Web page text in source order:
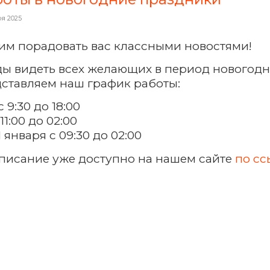
2025
порадовать вас классными новостями!
видеть всех желающих в период
наш график работы:
9:30 до 18:00
до 02:00
января с 09:30 до 02:00
уже доступно на нашем сайте по